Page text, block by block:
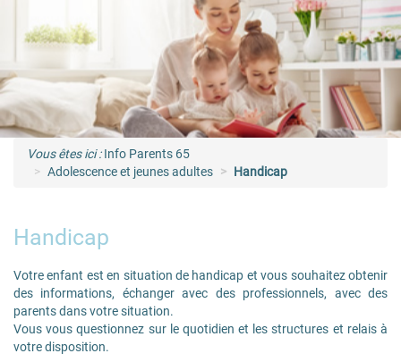
Petite enfance
Enfance
Adolescence et jeunes adultes
Vie de familles
Vous êtes ici :Info Parents 65
Adolescence et jeunes adultes
Handicap
Handicap
Votre enfant est en situation de handicap et vous souhaitez obtenir
des informations, échanger avec des professionnels, avec des
parents dans votre situation.
Vous vous questionnez sur le quotidien et les structures et relais à
votre disposition.